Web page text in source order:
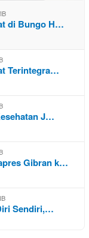
di Bungo H…
Terintegra…
J…
Gibran k…
Sendiri,…